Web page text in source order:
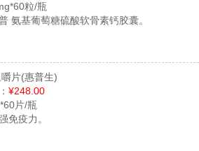
粒/瓶
氨基葡萄糖硫酸软骨素钙胶囊。
片(惠普生)
¥248.00
片/瓶
免疫力。